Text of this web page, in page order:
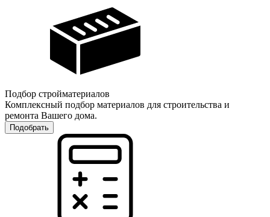
Подбор стройматериалов
Комплексный подбор материалов для строительства и
ремонта Вашего дома.
Подобрать